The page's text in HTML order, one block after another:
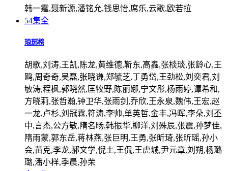
韩一霆,聂新源,潘铭允,钱思怡,席乐,云歌,欧若拉
54集全
琅琊榜
胡歌,刘涛,王凯,陈龙,黄维德,靳东,高鑫,张棪琰,张龄心,王
鸥,周奇奇,吴磊,张晓谦,郑毓芝,丁勇岱,王劲松,刘奕君,刘
敏涛,程枫,郭晓然,匡牧野,陈丽娜,宁文彤,杨雨婷,谭希和,
方晓莉,张哲瀚,钟卫华,张雨剑,乔欣,王永泉,魏伟,王宏,赵
一龙,卢杉,刘冠霖,符涛,李帅,单英哲,金丰,冯晖,李朵,刘丕
中,言杰,公方敏,隋名旸,韩振华,柳洋,刘殊辰,张震,孙梦佳,
隋雨蒙,郭东岳,蒋林燕,张巨明,王勇,张昕琦,张昕瑶,孙小
会,苗克,李龙,郝文学,倪土,王侃,王虎城,尹元章,刘朔,杨璐
璐,潘小样,季晨,孙荣